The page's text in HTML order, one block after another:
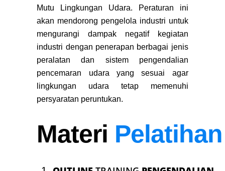
Mutu Lingkungan Udara. Peraturan ini
akan mendorong pengelola industri untuk
mengurangi dampak negatif kegiatan
industri dengan penerapan berbagai jenis
peralatan dan sistem pengendalian
pencemaran udara yang sesuai agar
lingkungan udara tetap memenuhi
persyaratan peruntukan.
Materi Pelatihan